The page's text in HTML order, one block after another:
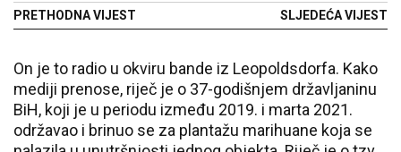
PRETHODNA VIJEST SLJEDEĆA VIJEST
On je to radio u okviru bande iz Leopoldsdorfa. Kako
mediji prenose, riječ je o 37-godišnjem državljaninu
BiH, koji je u periodu između 2019. i marta 2021.
održavao i brinuo se za plantažu marihuane koja se